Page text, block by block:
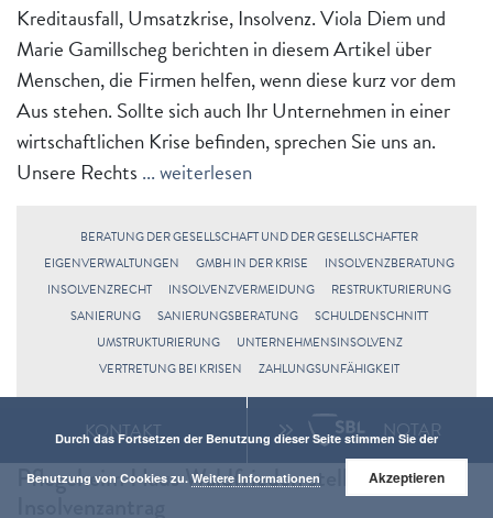
GIS NOTAR
Kreditausfall, Umsatzkrise, Insolvenz. Viola Diem und
Marie Gamillscheg berichten in diesem Artikel über
Menschen, die Firmen helfen, wenn diese kurz vor dem
Aus stehen. Sollte sich auch Ihr Unternehmen in einer
wirtschaftlichen Krise befinden, sprechen Sie uns an.
Unsere Rechts ... weiterlesen
BERATUNG DER GESELLSCHAFT UND DER GESELLSCHAFTER
EIGENVERWALTUNGEN
GMBH IN DER KRISE
INSOLVENZBERATUNG
INSOLVENZRECHT
INSOLVENZVERMEIDUNG
RESTRUKTURIERUNG
SANIERUNG
SANIERUNGSBERATUNG
SCHULDENSCHNITT
UMSTRUKTURIERUNG
UNTERNEHMENSINSOLVENZ
VERTRETUNG BEI KRISEN
ZAHLUNGSUNFÄHIGKEIT
Pflegeheim Haus Waldfrieden stellt
KONTAKT
Durch das Fortsetzen der Benutzung dieser Seite stimmen Sie der
Benutzung von Cookies zu. Weitere Informationen Akzeptieren